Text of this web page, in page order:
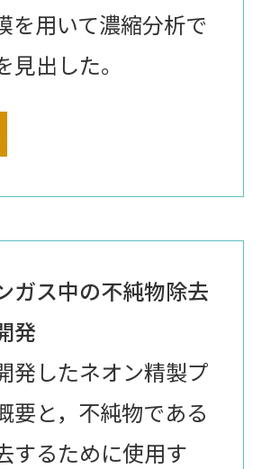
を用いて濃縮分析で
見出した。
ガス中の不純物除去
発
発したネオン精製プ
要と，不純物である
するために使用す